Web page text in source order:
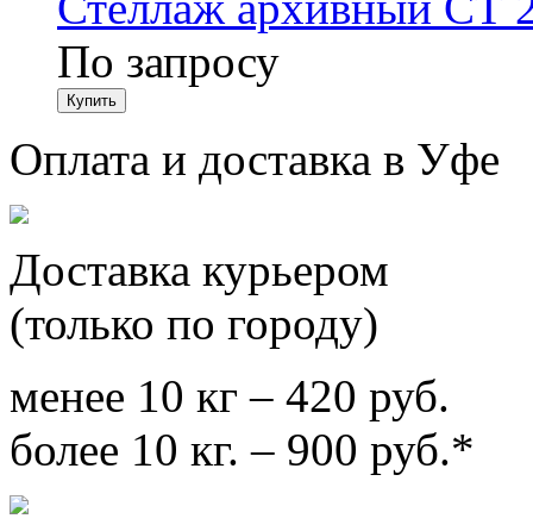
По запросу
Оплата и доставка в Уфе
Доставка курьером
(только по городу)
менее 10 кг – 420 руб.
более 10 кг. – 900 руб.*